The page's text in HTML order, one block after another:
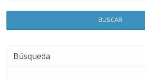
BUSCAR
Búsqueda